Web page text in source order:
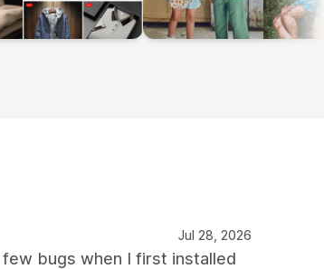
Jul 28, 2026
bugs when I first installed